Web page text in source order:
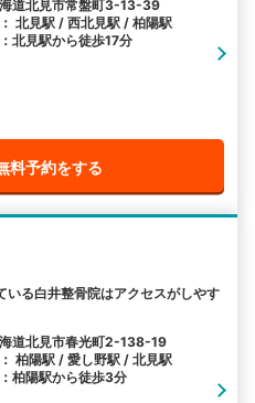
道北見市常盤町3-13-39
北見駅 / 西北見駅 / 柏陽駅
北見駅から徒歩17分
料予約をする
いる白井整骨院はアクセスがしやす
道北見市春光町2-138-19
柏陽駅 / 愛し野駅 / 北見駅
柏陽駅から徒歩3分